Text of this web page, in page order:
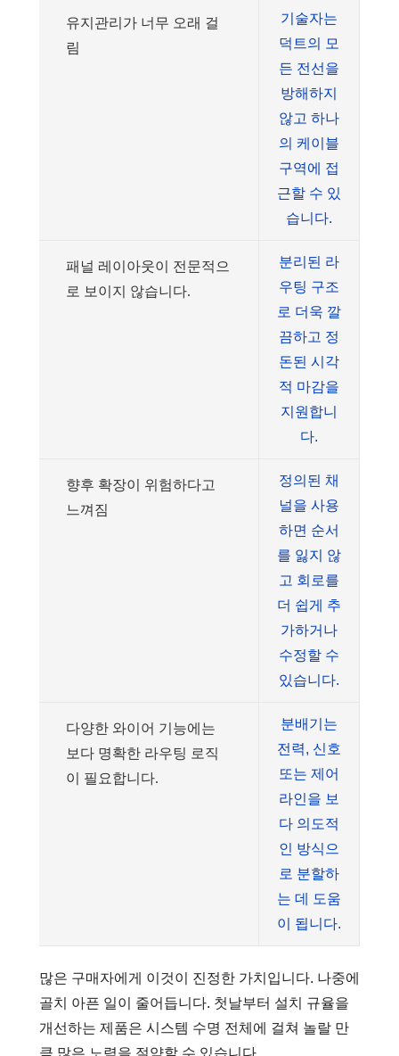
유지관리가 너무 오래 걸
림
기술자는
덕트의 모
든 전선을
방해하지
않고 하나
의 케이블
구역에 접
근할 수 있
습니다.
패널 레이아웃이 전문적으
로 보이지 않습니다.
분리된 라
우팅 구조
로 더욱 깔
끔하고 정
돈된 시각
적 마감을
지원합니
다.
향후 확장이 위험하다고
느껴짐
정의된 채
널을 사용
하면 순서
를 잃지 않
고 회로를
더 쉽게 추
가하거나
수정할 수
있습니다.
다양한 와이어 기능에는
보다 명확한 라우팅 로직
이 필요합니다.
분배기는
전력, 신호
또는 제어
라인을 보
다 의도적
인 방식으
로 분할하
는 데 도움
이 됩니다.
많은 구매자에게 이것이 진정한 가치입니다. 나중에
골치 아픈 일이 줄어듭니다. 첫날부터 설치 규율을
개선하는 제품은 시스템 수명 전체에 걸쳐 놀랄 만
큼 많은 노력을 절약할 수 있습니다.